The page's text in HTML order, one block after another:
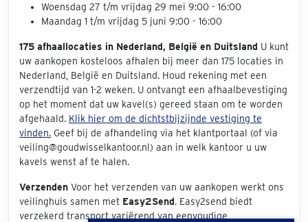
Woensdag 27 t/m vrijdag 29 mei 9:00 - 16:00
Maandag 1 t/m vrijdag 5 juni 9:00 - 16:00
175 afhaallocaties in Nederland, België en Duitsland U kunt
uw aankopen kosteloos afhalen bij meer dan 175 locaties in
Nederland, België en Duitsland. Houd rekening met een
verzendtijd van 1-2 weken. U ontvangt een afhaalbevestiging
op het moment dat uw kavel(s) gereed staan om te worden
afgehaald. Klik hier om de dichtstbijzijnde vestiging te
vinden. Geef bij de afhandeling via het klantportaal (of via
veiling@goudwisselkantoor.nl) aan in welk kantoor u uw
kavels wenst af te halen.
Verzenden Voor het verzenden van uw aankopen werkt ons
veilinghuis samen met Easy2Send. Easy2send biedt
verzekerd transport variërend van eenvoudige